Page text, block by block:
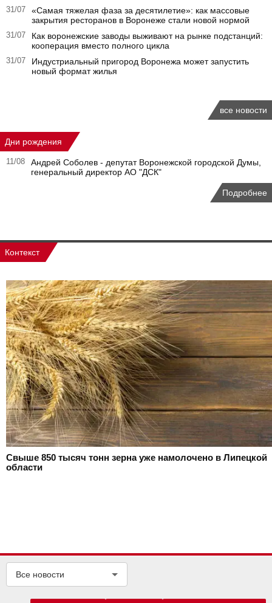
31/07
«Самая тяжелая фаза за десятилетие»: как массовые
закрытия ресторанов в Воронеже стали новой нормой
31/07
Как воронежские заводы выживают на рынке подстанций:
кооперация вместо полного цикла
31/07
Индустриальный пригород Воронежа может запустить
новый формат жилья
все новости
Дни рождения
11/08
Андрей Соболев - депутат Воронежской городской Думы,
генеральный директор АО "ДСК"
Подробнее
Контекст
Свыше 850 тысяч тонн зерна уже намолочено в Липецкой
области
Все новости